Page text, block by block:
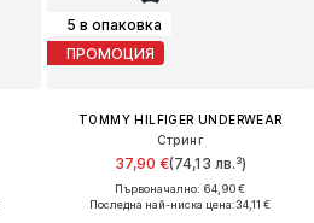
5 в опаковка
ПРОМОЦИЯ
TOMMY HILFIGER UNDERWEAR
Стринг
37,90 €(74,13 лв.³)
Първоначално: 64,90 €
Последна най-ниска цена:34,11 €